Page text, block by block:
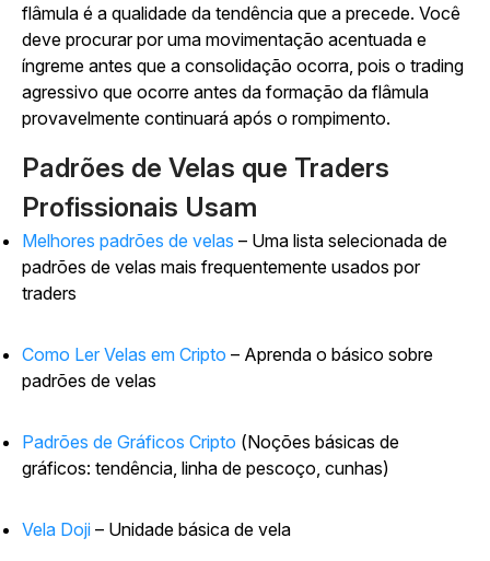
flâmula é a qualidade da tendência que a precede. Você
deve procurar por uma movimentação acentuada e
íngreme antes que a consolidação ocorra, pois o trading
agressivo que ocorre antes da formação da flâmula
provavelmente continuará após o rompimento.
Padrões de Velas que Traders
Profissionais Usam
Melhores padrões de velas – Uma lista selecionada de
padrões de velas mais frequentemente usados por
traders
Como Ler Velas em Cripto – Aprenda o básico sobre
padrões de velas
Padrões de Gráficos Cripto (Noções básicas de
gráficos: tendência, linha de pescoço, cunhas)
Vela Doji – Unidade básica de vela